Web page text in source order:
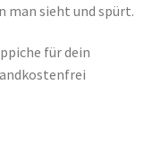
man sieht und spürt.
für dein